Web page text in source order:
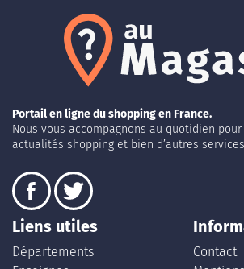
Portail en ligne du shopping en France.
Nous vous accompagnons au quotidien
actualités shopping et bien d’autres
Liens utiles
Départements
Contact